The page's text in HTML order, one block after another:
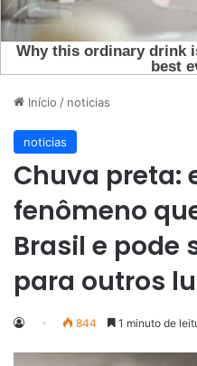
Início / noticias
noticias
Chuva preta:
fenômeno
Brasil e pode
para outros
844 1 minuto de